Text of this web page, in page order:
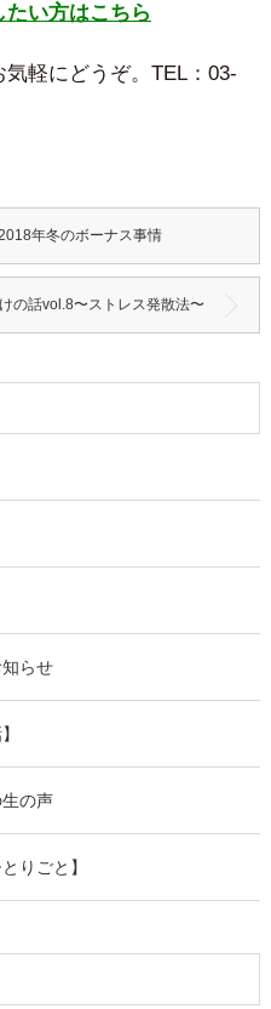
たい方はこちら
軽にどうぞ。TEL：03-
年冬のボーナス事情
の話vol.8〜ストレス発散法〜
らせ
の声
りごと】